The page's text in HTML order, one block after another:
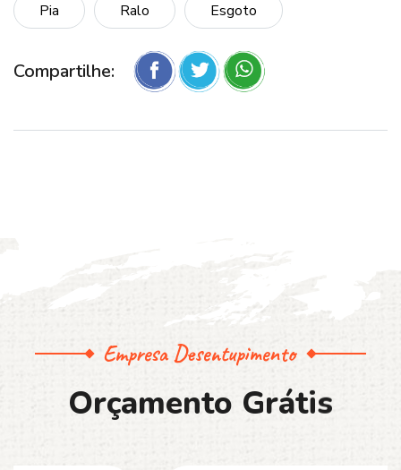
Pia Ralo Esgoto
Compartilhe:
Empresa Desentupimento
Orçamento Grátis